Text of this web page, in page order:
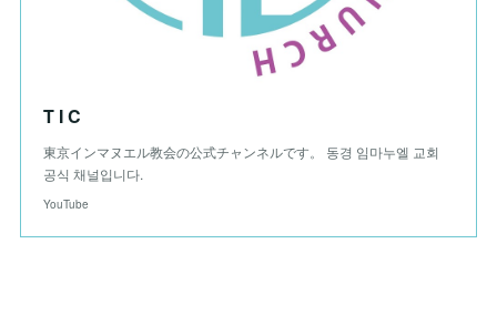
T I C
東京インマヌエル教会の公式チャンネルです。 동경 임마누엘 교회
공식 채널입니다.
YouTube